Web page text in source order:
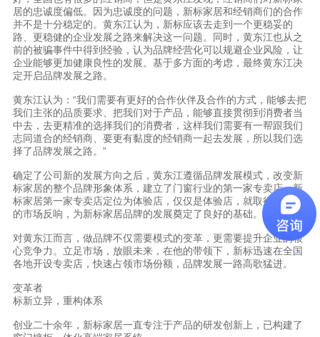
居的忠诚度偏低。因为忠诚度的问题，新标家居和经销商们的合作
并不是十分稳定的。黄东江认为，新标应该去走到一个更稳妥的
路、更稳健的企业发展之路来解决这一问题。同时，黄东江也从之
前的被骗事件中得到经验，认为品牌经营化可以规避企业风险，让
企业能够更加健康良性的发展。基于多方面的考虑，最终黄东江决
定开启品牌发展之路。
黄东江认为：“我们需要有更好的合作伙伴及合作的方式，能够去把
我们主张的品质要求、把我们对于产品，能够直接贯彻到消费者当
中去，去更精准的选择我们的消费者，这样我们需要有一帮跟我们
志同道合的经销商、要更有黏度的经销商一起去发展，所以我们选
择了品牌发展之路。”
确定了公司新的发展方向之后，黄东江遵循品牌发展模式，改变新
标家居的整个品牌形象体系，建立了门窗行业的第一家专卖店。新
标家居第一家专卖店定位为体验店，仅仅是体验店，就取得了很好
的市场反响，为新标家居品牌的发展奠定了良好的基础。
对黄东江而言，做品牌不仅需要模式的变革，更需要提升企业的核
心竞争力。立足市场，放眼未来，在他的带领下，新标迅速在全国
各地开设专卖店，快速占领市场份额，品牌发展一路高歌猛进。
变革者
标新立异，重构体系
创业二十余年，新标家居一直专注于产品的研发创新上，已构建了